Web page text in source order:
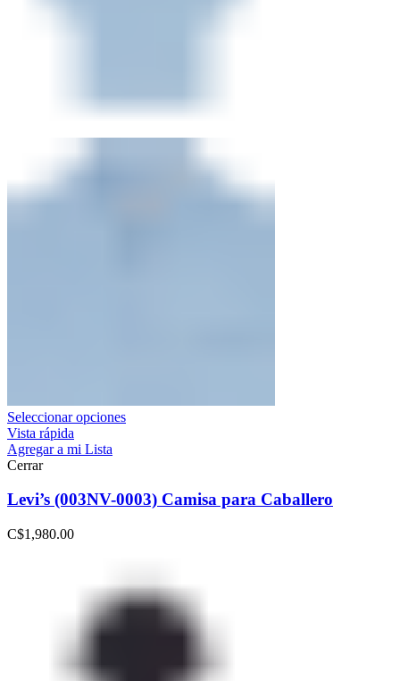
Seleccionar opciones
Vista rápida
Agregar a mi Lista
Cerrar
Levi’s (003NV-0003) Camisa para Caballero
C$1,980.00